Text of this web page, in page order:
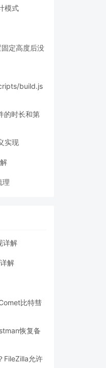
模式
定高度后没
build.js
的时长和第
实现
理
详解
解
比特彗
恢复备
FileZilla允许